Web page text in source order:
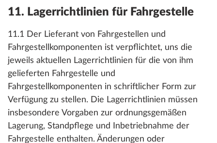
11. Lagerrichtlinien für Fahrgestelle
11.1 Der Lieferant von Fahrgestellen und
Fahrgestellkomponenten ist verpflichtet, uns die
jeweils aktuellen Lagerrichtlinien für die von ihm
gelieferten Fahrgestelle und
Fahrgestellkomponenten in schriftlicher Form zur
Verfügung zu stellen. Die Lagerrichtlinien müssen
insbesondere Vorgaben zur ordnungsgemäßen
Lagerung, Standpflege und Inbetriebnahme der
Fahrgestelle enthalten. Änderungen oder